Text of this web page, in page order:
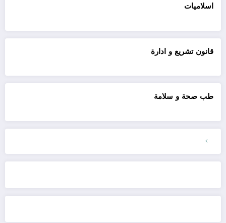
اسلاميات
قانون تشريع و ادارة
طب صحة و سلامة